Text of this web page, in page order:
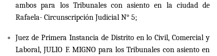
ambos para los Tribunales con asiento en la ciudad de
Rafaela- Circunscripción Judicial N° 5;
Juez de Primera Instancia de Distrito en lo Civil, Comercial y
Laboral, JULIO F. MIGNO para los Tribunales con asiento en